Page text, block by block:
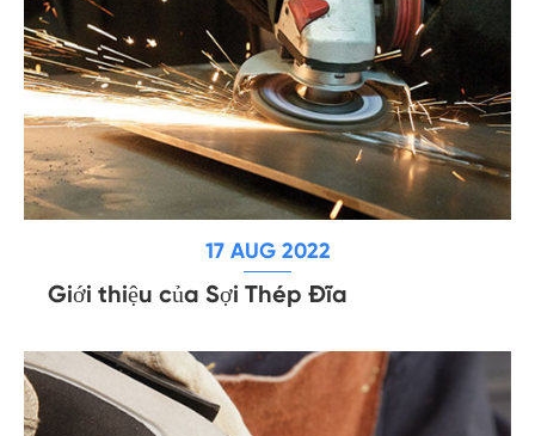
17 AUG 2022
Giới thiệu của Sợi Thép Đĩa